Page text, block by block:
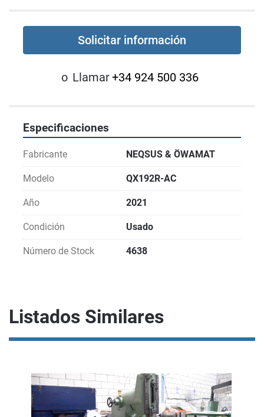
Solicitar información
o Llamar+34 924 500 336
Especificaciones
Fabricante NEQSUS & ÖWAMAT
Modelo QX192R-AC
Año 2021
Condición Usado
Número de Stock 4638
Listados Similares